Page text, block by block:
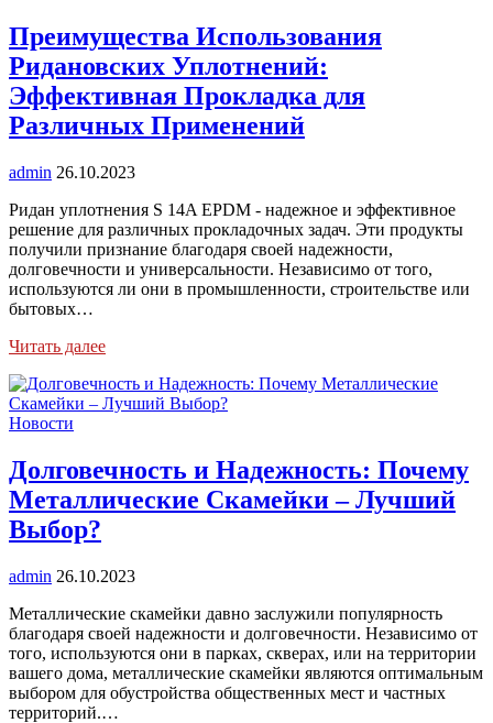
Преимущества Использования
Ридановских Уплотнений:
Эффективная Прокладка для
Различных Применений
admin 26.10.2023
Ридан уплотнения S 14A EPDM - надежное и эффективное
решение для различных прокладочных задач. Эти продукты
получили признание благодаря своей надежности,
долговечности и универсальности. Независимо от того,
используются ли они в промышленности, строительстве или
бытовых…
Читать далее
Новости
Долговечность и Надежность: Почему
Металлические Скамейки – Лучший
Выбор?
admin 26.10.2023
Металлические скамейки давно заслужили популярность
благодаря своей надежности и долговечности. Независимо от
того, используются они в парках, скверах, или на территории
вашего дома, металлические скамейки являются оптимальным
выбором для обустройства общественных мест и частных
территорий.…